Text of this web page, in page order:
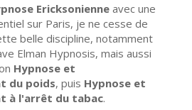
Ericksonienne avec une
sur Paris, je ne cesse de
belle discipline, notamment
Elman Hypnosis, mais aussi
Hypnose et
du poids, puis Hypnose et
à l'arrêt du tabac.